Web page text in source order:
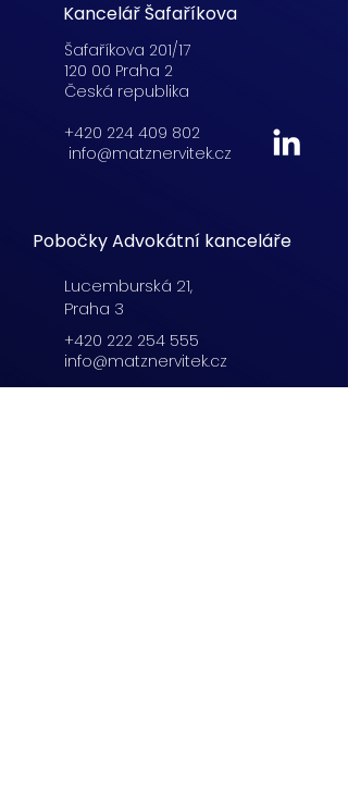
Kancelář Šafaříkova
Šafaříkova 201/17
120 00 Praha 2
Česká republika
+420 224 409 802
info@matznervitek.cz
Pobočky Advokátní kanceláře
Lucemburská 21,
Praha 3
+420 222 254 555
info@matznervitek.cz